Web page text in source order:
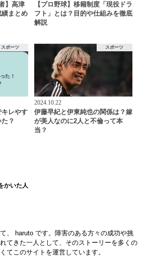
】高津
績まとめ
【プロ野球】移籍制度「現役ドラ
フト」とは？目的や仕組みを徹底
解説
スポーツ
キレやす
？
スポーツ
2024.10.22
伊藤早紀と伊東純也の関係は？嫁
が美人なのに2人と不倫って本
当？
かいた人
、 haruto です。障害のある方々の成功や挑
てきた一人として、そのストーリーを多くの
てこのサイトを運営しています。